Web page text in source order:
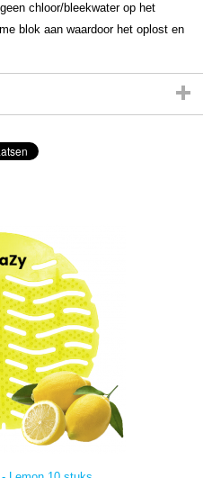
chloor/bleekwater op het
blok aan waardoor het oplost en